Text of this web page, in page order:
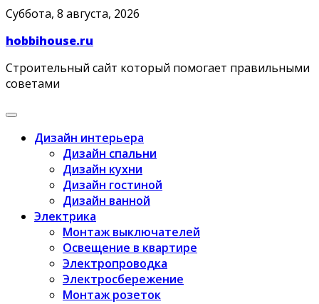
Skip
content
Суббота, 8 августа, 2026
hobbihouse.ru
Строительный сайт который помогает правильными
советами
Дизайн интерьера
Дизайн спальни
Дизайн кухни
Дизайн гостиной
Дизайн ванной
Электрика
Монтаж выключателей
Освещение в квартире
Электропроводка
Электросбережение
Монтаж розеток